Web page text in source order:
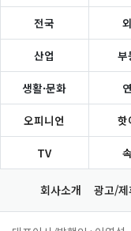
전국
산업 부
생활·문화
오피니언 핫
TV
회사소개 광고/제